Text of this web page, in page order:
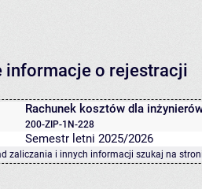
informacje o rejestracji
Rachunek kosztów dla
200-ZIP-1N-228
Semestr letni 2025/2026
zaliczania i innych informacji szukaj na